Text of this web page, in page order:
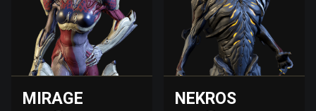
MIRAGE NEKROS